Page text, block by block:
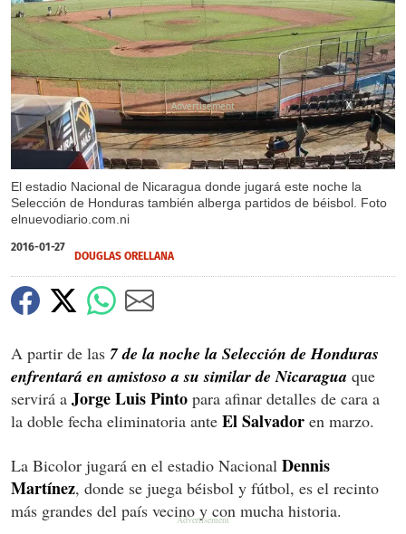
El estadio Nacional de Nicaragua donde jugará este noche la
Selección de Honduras también alberga partidos de béisbol. Foto
elnuevodiario.com.ni
X
X
2016-01-27
DOUGLAS ORELLANA
A partir de las 7 de la noche la Selección de Honduras
enfrentará en amistoso a su similar de Nicaragua que
servirá a Jorge Luis Pinto para afinar detalles de cara a
la doble fecha eliminatoria ante El Salvador en marzo.
La Bicolor jugará en el estadio Nacional Dennis
Martínez, donde se juega béisbol y fútbol, es el recinto
más grandes del país vecino y con mucha historia.